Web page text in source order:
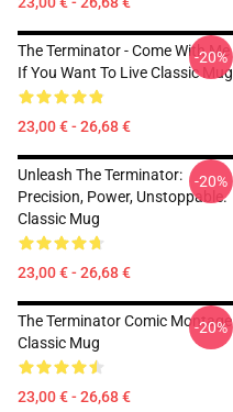
The Terminator - Come With Me
If You Want To Live Classic Mug
23,00 € - 26,68 €
-20%
Unleash The Terminator:
Precision, Power, Unstoppable.
Classic Mug
23,00 € - 26,68 €
-20%
The Terminator Comic Montage
Classic Mug
23,00 € - 26,68 €
-20%